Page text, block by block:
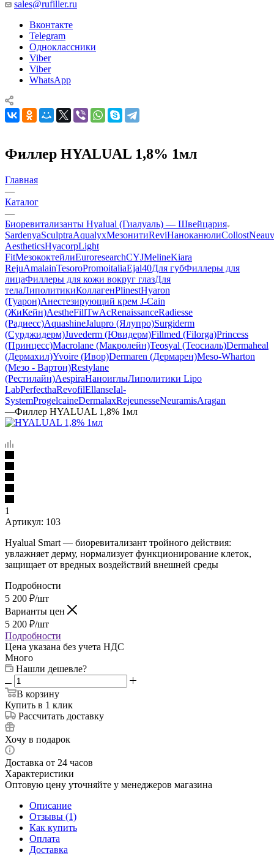
sales@rufiller.ru
Вконтакте
Telegram
Одноклассники
Viber
Viber
WhatsApp
Филлер HYALUAL 1,8% 1мл
Главная
—
Каталог
—
Биоревитализанты Hyalual (Гиалуаль) — Швейцария
SardenyaSculptraAqualyxМезонитиReviНаноканюлиCollost
AestheticsHyacorpLight
FitМезококтейлиEuroresearchCYJMelineKiara
RejuAmalainTesoroPromoitaliaEjal40Для губФиллеры для
лицаФиллеры для кожи вокруг глазДля
телаЛиполитикиКоллагенPlinestHyaron
(Гуарон)Анестезирующий крем J-Cain
(ЖиКейн)AestheFillTwAcRenaissanceRadiesse
(Радиесс)AquashineJalupro (Ялупро)Surgiderm
(Сурджидерм)Juvederm (Ювидерм)Fillmed (Filorga)Princess
(Принцесс)Macrolane (Макролейн)Teosyal (Теосиаль)Dermaheal
(Дермахил)Yvoire (Ивор)Dermaren (Дермарен)Meso-Wharton
(Мезо - Вартон)Restylane
(Рестилайн)AespiraНаноиглыЛиполитики Lipo
LabPerfecthaRevofilEllanseIal-
SystemProgelcaineDermalaxRejeunesseNeuramisAragan
—Филлер HYALUAL 1,8% 1мл
1
Артикул: 103
Hyalual Smart — биоревитализант тройного действия:
увлажняет дерму, нормализует функционирование клеток,
защищает от вредных воздействий внешней среды
Подробности
5 200 ₽/шт
Варианты цен
5 200 ₽/шт
Подробности
Цена указана без учета НДС
Много
Нашли дешевле?
В корзину
Купить в 1 клик
Рассчитать доставку
Хочу в подарок
Доставка от 24 часов
Характеристики
Оптовую цену уточняйте у менеджеров магазина
Описание
Отзывы (1)
Как купить
Оплата
Доставка